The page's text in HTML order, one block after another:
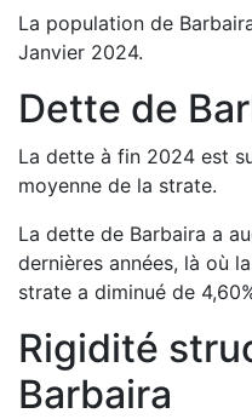
La population de
Janvier 2024.
Dette de
La dette à fin 2024 est
moyenne de la strate.
La dette de Barbaira a
dernières années, là où
strate a diminué de 4,60
Rigidité
Barbaira